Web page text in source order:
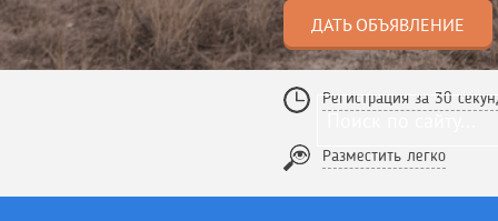
ДАТЬ ОБЪЯВЛЕНИЕ
Регистрация за 30
Разместить легко